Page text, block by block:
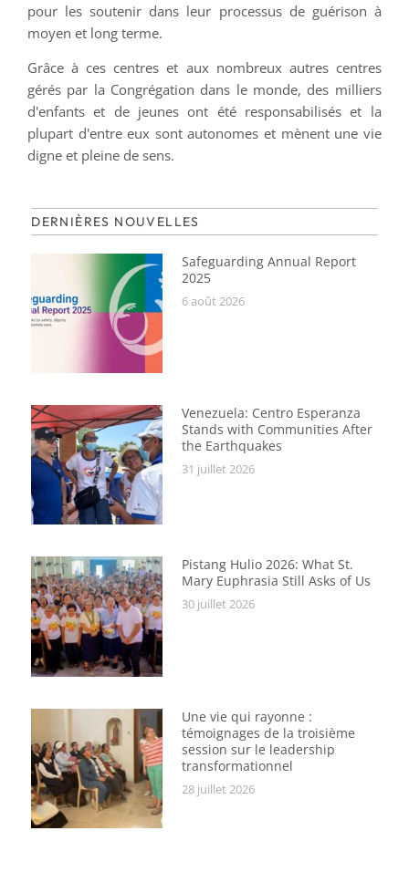
pour les soutenir dans leur processus de guérison à
moyen et long terme.
Grâce à ces centres et aux nombreux autres centres
gérés par la Congrégation dans le monde, des milliers
d'enfants et de jeunes ont été responsabilisés et la
plupart d'entre eux sont autonomes et mènent une vie
digne et pleine de sens.
DERNIÈRES NOUVELLES
Safeguarding Annual Report
2025
6 août 2026
Venezuela: Centro Esperanza
Stands with Communities After
the Earthquakes
31 juillet 2026
Pistang Hulio 2026: What St.
Mary Euphrasia Still Asks of Us
30 juillet 2026
Une vie qui rayonne :
témoignages de la troisième
session sur le leadership
transformationnel
28 juillet 2026